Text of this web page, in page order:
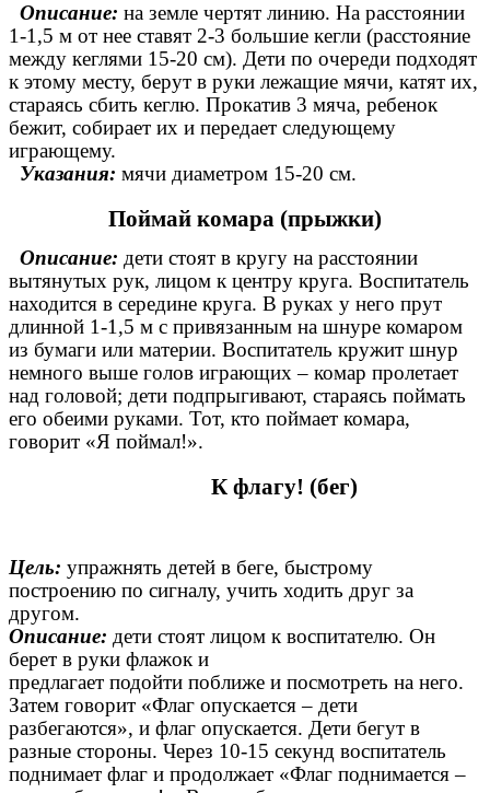
Описание: на земле чертят линию. На расстоянии
1-1,5 м от нее ставят 2-3 большие кегли (расстояние
между кеглями 15-20 см). Дети по очереди подходят
к этому месту, берут в руки лежащие мячи, катят их,
стараясь сбить кеглю. Прокатив 3 мяча, ребенок
бежит, собирает их и передает следующему
играющему.
Указания: мячи диаметром 15-20 см.
Поймай комара (прыжки)
Описание: дети стоят в кругу на расстоянии
вытянутых рук, лицом к центру круга. Воспитатель
находится в середине круга. В руках у него прут
длинной 1-1,5 м с привязанным на шнуре комаром
из бумаги или материи. Воспитатель кружит шнур
немного выше голов играющих – комар пролетает
над головой; дети подпрыгивают, стараясь поймать
его обеими руками. Тот, кто поймает комара,
говорит «Я поймал!».
К флагу! (бег)
Цель: упражнять детей в беге, быстрому
построению по сигналу, учить ходить друг за
другом.
Описание: дети стоят лицом к воспитателю. Он
берет в руки флажок и
предлагает подойти поближе и посмотреть на него.
Затем говорит «Флаг опускается – дети
разбегаются», и флаг опускается. Дети бегут в
разные стороны. Через 10-15 секунд воспитатель
поднимает флаг и продолжает «Флаг поднимается –